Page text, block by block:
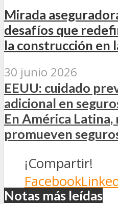
Mirada
desafíos que
la construcción en
30 junio 2026
EEUU: cuidado
adicional en
En América Latina,
promueven
¡Compartir!
Facebook
Notas más leídas